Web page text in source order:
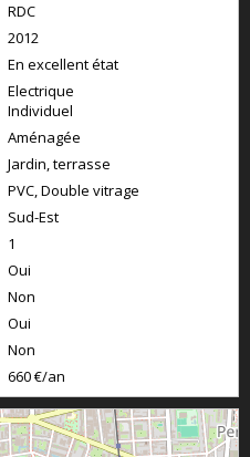
RDC
2012
En excellent état
Electrique
Individuel
Aménagée
Jardin, terrasse
PVC, Double vitrage
Sud-Est
1
Oui
Non
Oui
Non
660 €/an